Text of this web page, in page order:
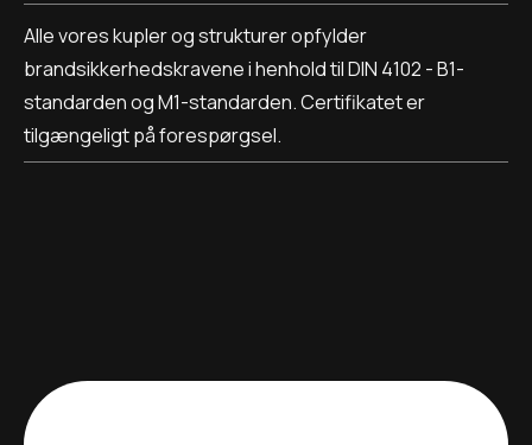
Alle vores kupler og strukturer opfylder
brandsikkerhedskravene i henhold til DIN 4102 - B1-
standarden og M1-standarden. Certifikatet er
tilgængeligt på forespørgsel.